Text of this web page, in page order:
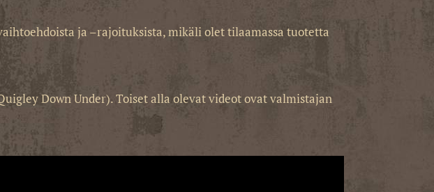
ja –rajoituksista, mikäli olet tilaamassa tuotetta
Down Under). Toiset alla olevat videot ovat valmistajan